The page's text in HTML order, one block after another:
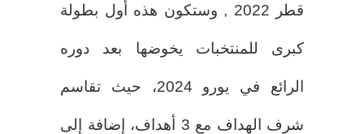
قطر 2022 , وستكون هذه أول بطولة
كبرى للمنتخبات يخوضها بعد دوره
الرائع في يورو 2024، حيث تقاسم
شرف الهداف مع 3 أهداف، إضافة إلى